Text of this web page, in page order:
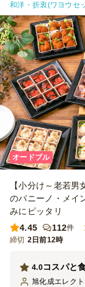
和洋・折衷(ワヨウセ
オードブル
【小分け～老若
のパニーノ・メイ
みにピッタリ
4.45
112件
締切 2日前12時
コスパと
4.0
旭化成エレク